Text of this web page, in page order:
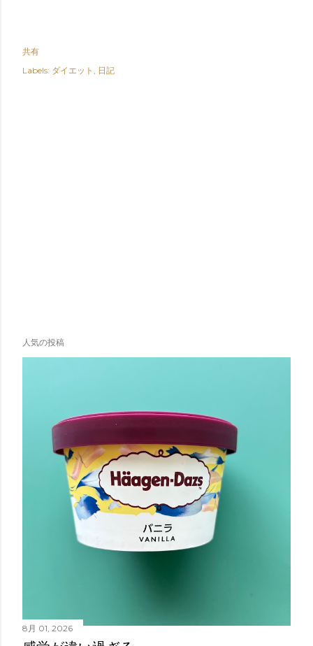
共有
Labels: ダイエット 日記
人気の投稿
8月 01, 2026